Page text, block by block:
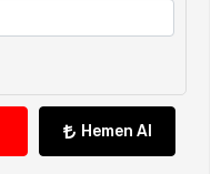
Hemen Al